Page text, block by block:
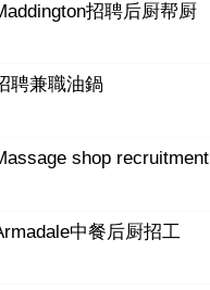
招聘后厨帮厨
聘兼職油鍋
shop recruitment
中餐后厨招工